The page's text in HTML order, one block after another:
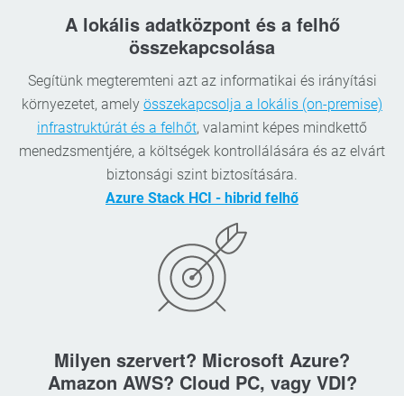
A lokális adatközpont és a felhő
összekapcsolása
Segítünk megteremteni azt az informatikai és irányítási
környezetet, amely összekapcsolja a lokális (on-premise)
infrastruktúrát és a felhőt, valamint képes mindkettő
menedzsmentjére, a költségek kontrollálására és az elvárt
biztonsági szint biztosítására.
Azure Stack HCI - hibrid felhő
Milyen szervert? Microsoft Azure?
Amazon AWS? Cloud PC, vagy VDI?